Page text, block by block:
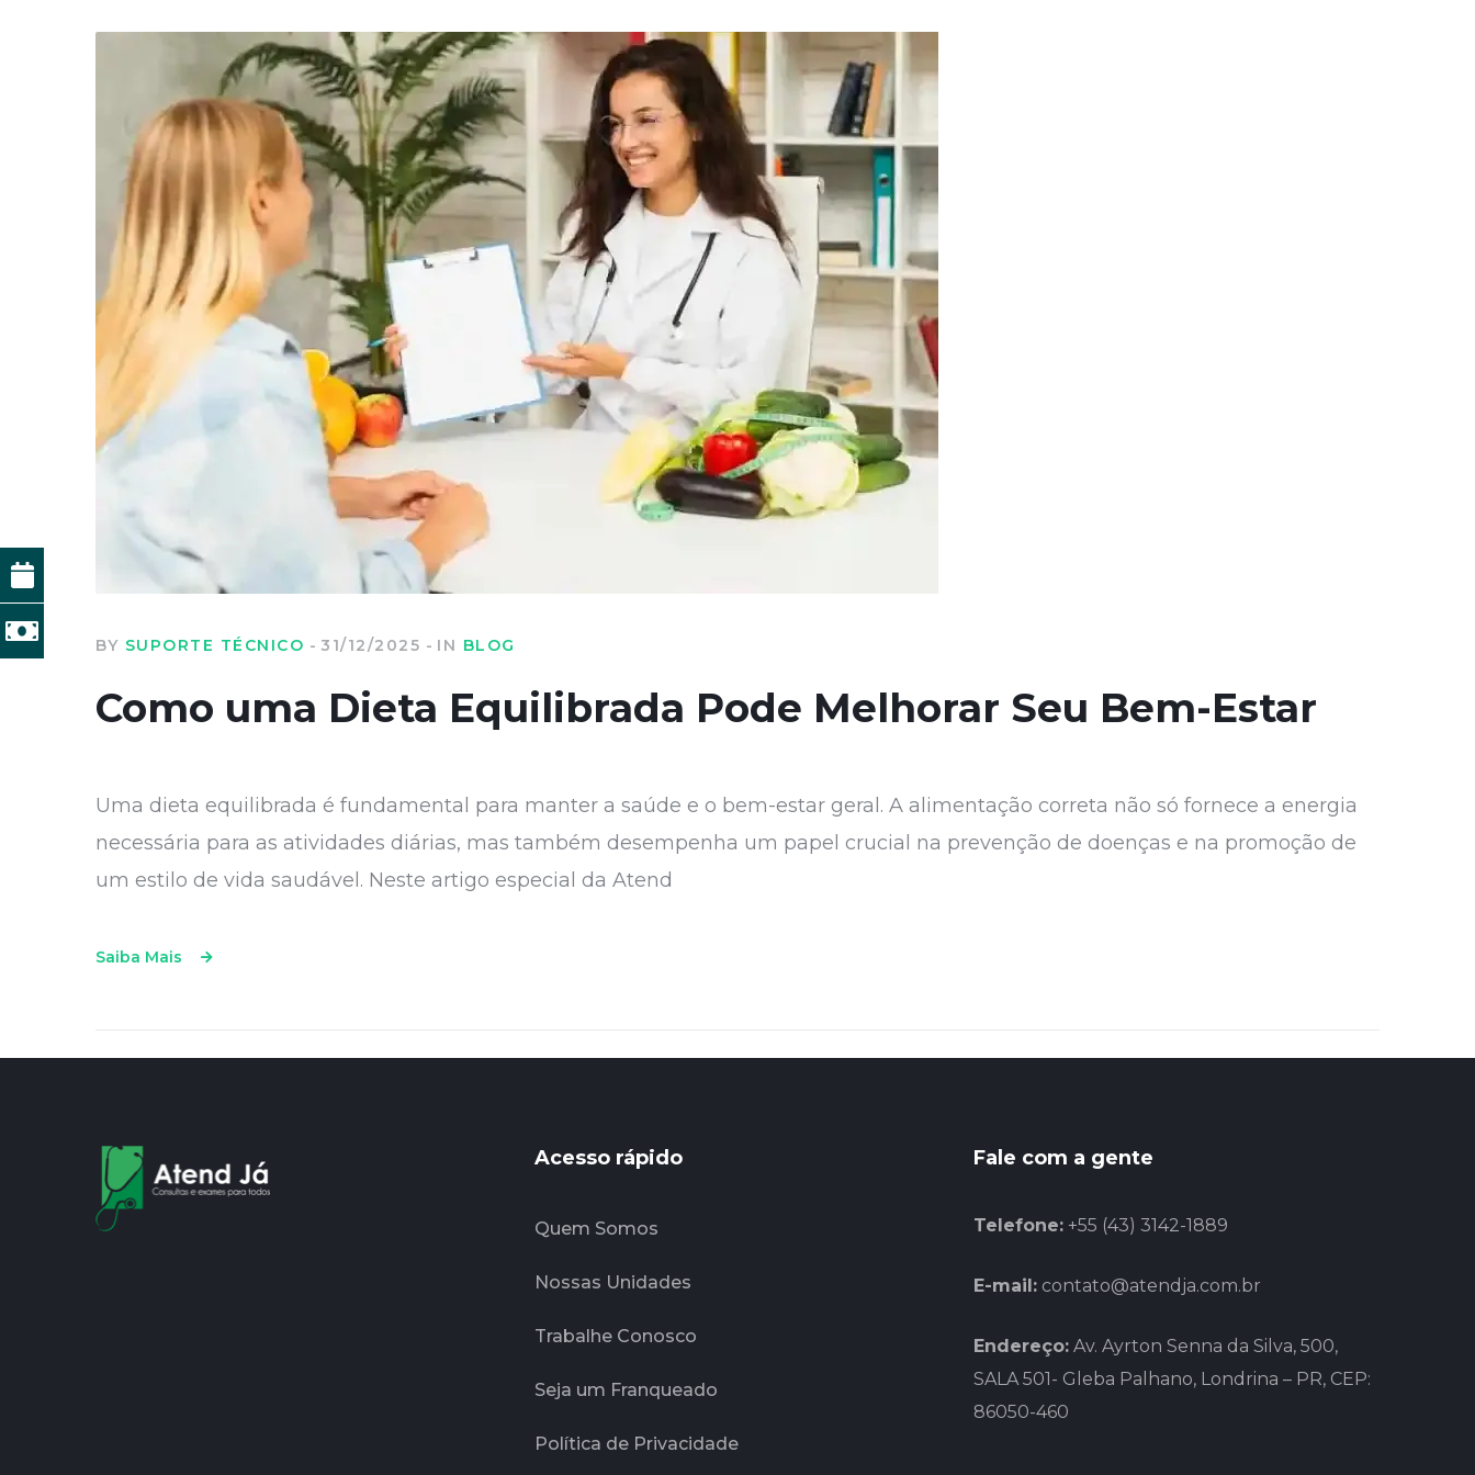
BY SUPORTE TÉCNICO 31/12/2025 IN BLOG
Como uma Dieta Equilibrada Pode Melhorar Seu Bem-Estar
Uma dieta equilibrada é fundamental para manter a saúde e o bem-estar geral. A alimentação correta não só fornece a energia
necessária para as atividades diárias, mas também desempenha um papel crucial na prevenção de doenças e na promoção de
um estilo de vida saudável. Neste artigo especial da Atend
Saiba Mais
Acesso rápido
Quem Somos
Nossas Unidades
Trabalhe Conosco
Seja um Franqueado
Política de Privacidade
Fale com a gente
Telefone:+55 (43) 3142-1889
E-mail: contato@atendja.com.br
Endereço:Av. Ayrton Senna da Silva, 500,
SALA 501- Gleba Palhano, Londrina – PR, CEP:
86050-460